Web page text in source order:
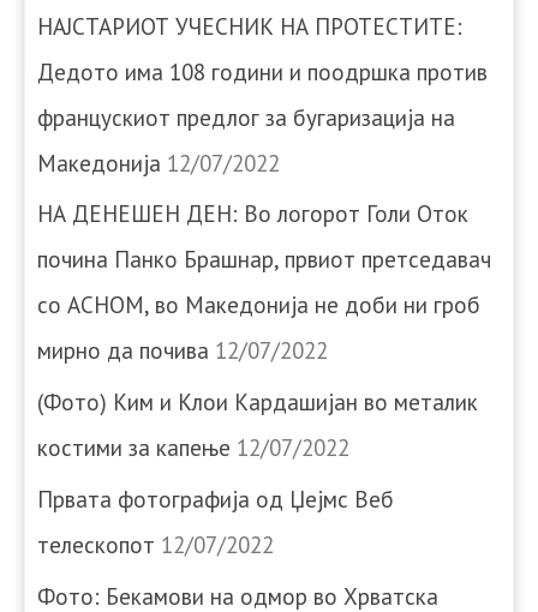
НАЈСТАРИОТ УЧЕСНИК НА ПРОТЕСТИТЕ:
Дедото има 108 години и поодршка против
францускиот предлог за бугаризација на
Македонија 12/07/2022
НА ДЕНЕШЕН ДЕН: Во логорот Голи Оток
почина Панко Брашнар, првиот претседавач
со АСНОМ, во Македонија не доби ни гроб
мирно да почива 12/07/2022
(Фото) Ким и Клои Кардашијан во металик
костими за капење 12/07/2022
Првата фотографија од Џејмс Веб
телескопот 12/07/2022
Фото: Бекамови на одмор во Хрватска